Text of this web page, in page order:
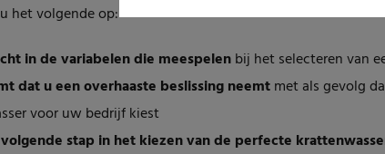
het volgende op:
in de variabelen die meespelenbij het selecteren van
dat u een overhaaste beslissing neemtmet als gevolg
voor uw bedrijf kiest
stap in het kiezen van de perfecte